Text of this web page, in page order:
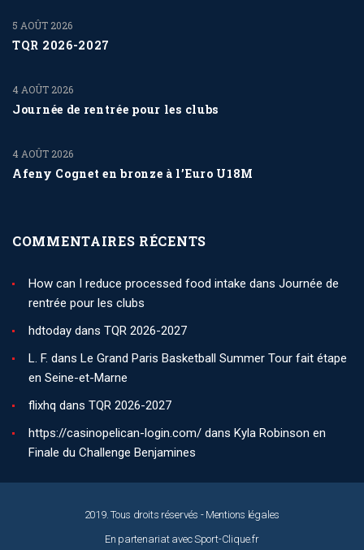
TQR 2026-2027
5 AOÛT 2026
Journée de rentrée pour les clubs
4 AOÛT 2026
Afeny Cognet en bronze à l’Euro U18M
4 AOÛT 2026
COMMENTAIRES RÉCENTS
How can I reduce processed food intake dans Journée de
rentrée pour les clubs
hdtoday dans TQR 2026-2027
L. F. dans Le Grand Paris Basketball Summer Tour fait étape
en Seine-et-Marne
flixhq dans TQR 2026-2027
https://casinopelican-login.com/ dans Kyla Robinson en
Finale du Challenge Benjamines
2019. Tous droits réservés - Mentions légales
En partenariat avecSport-Clique.fr